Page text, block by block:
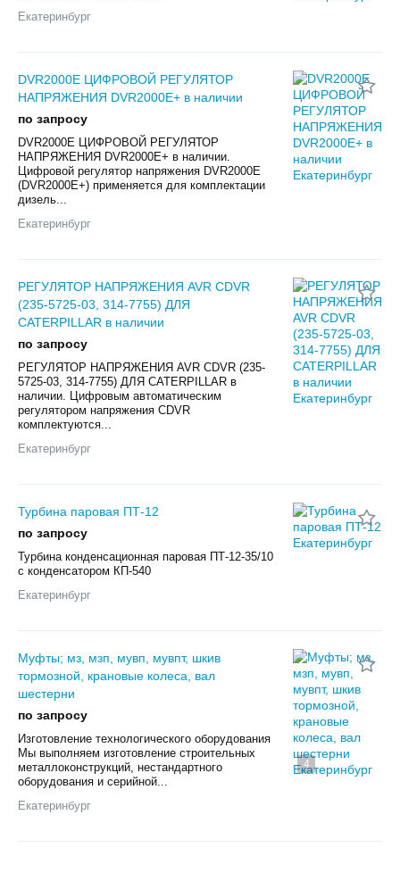
Екатеринбург
DVR2000E ЦИФРОВОЙ РЕГУЛЯТОР
НАПРЯЖЕНИЯ DVR2000E+ в наличии
по запросу
DVR2000E ЦИФРОВОЙ РЕГУЛЯТОР
НАПРЯЖЕНИЯ DVR2000E+ в наличии.
Цифровой регулятор напряжения DVR2000E
(DVR2000E+) применяется для комплектации
дизель...
Екатеринбург
РЕГУЛЯТОР НАПРЯЖЕНИЯ AVR CDVR
(235-5725-03, 314-7755) ДЛЯ
CATERPILLAR в наличии
по запросу
РЕГУЛЯТОР НАПРЯЖЕНИЯ AVR CDVR (235-
5725-03, 314-7755) ДЛЯ CATERPILLAR в
наличии. Цифровым автоматическим
регулятором напряжения CDVR
комплектуются...
Екатеринбург
Турбина паровая ПТ-12
по запросу
Турбина конденсационная паровая ПТ-12-35/10
с конденсатором КП-540
Екатеринбург
4
Муфты; мз, мзп, мувп, мувпт, шкив
тормозной, крановые колеса, вал
шестерни
по запросу
Изготовление технологического оборудования
Мы выполняем изготовление строительных
металлоконструкций, нестандартного
оборудования и серийной...
Екатеринбург